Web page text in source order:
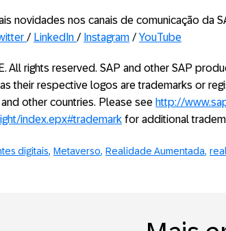
novidades nos canais de comunicação da
/ LinkedIn / Instagram / YouTube
All rights reserved. SAP and other SAP
their respective logos are trademarks or
and other countries. Please see http://
index.epx#trademark for additional
digitais Metaverso Realidade Aumentada